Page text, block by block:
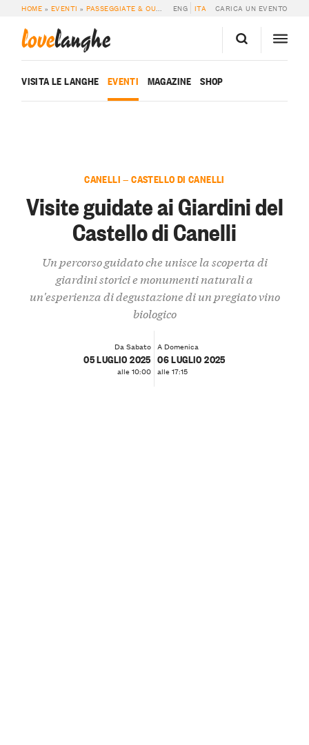
HOME » EVENTI »PASSEGGIATE & OUTDOOR » VISITE GUIDATE AI GIARDINI
ENG ITA CARICA UN EVENTO
lovelanghe
VISITA LE LANGHE EVENTI MAGAZINE SHOP
CANELLI — CASTELLO DI CANELLI
Visite guidate ai Giardini del
Castello di Canelli
Un percorso guidato che unisce la scoperta di
giardini storici e monumenti naturali a
un'esperienza di degustazione di un pregiato vino
biologico
Da Sabato
05 LUGLIO 2025
alle 10:00
A Domenica
06 LUGLIO 2025
alle 17:15